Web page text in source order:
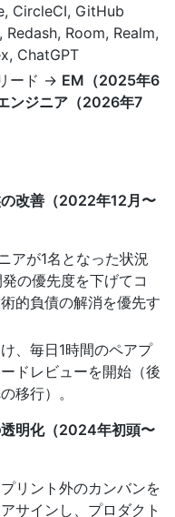
CircleCI, GitHub
Room, Realm,
ChatGPT
ード → EM（2025年6
ンジニア（2026年7
の改善（2022年12月〜
アが1名となった状況
の優先度を下げてコ
的負債の解消を優先す
、毎日1時間のペアプ
ドレビューを開始（後
移行）。
透明化（2024年初頭〜
リント外のカンバンを
サインし、プロダクト